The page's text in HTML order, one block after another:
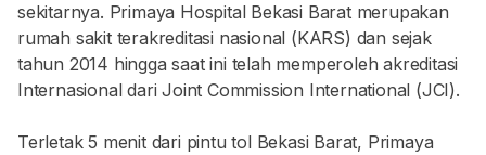
sekitarnya. Primaya Hospital Bekasi Barat merupakan
rumah sakit terakreditasi nasional (KARS) dan sejak
tahun 2014 hingga saat ini telah memperoleh akreditasi
Internasional dari Joint Commission International (JCI).
Terletak 5 menit dari pintu tol Bekasi Barat, Primaya